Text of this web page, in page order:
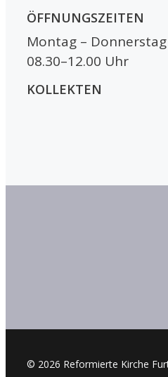
ÖFFNUNGSZEITEN
Montag – Donnerstag
08.30–12.00 Uhr
KOLLEKTEN
© 2026 Reformierte Kirche